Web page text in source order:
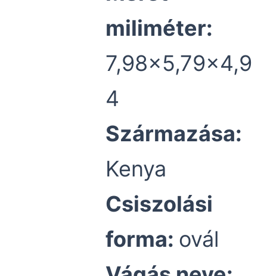
miliméter:
7,98×5,79×4,9
4
Származása:
Kenya
Csiszolási
forma: ovál